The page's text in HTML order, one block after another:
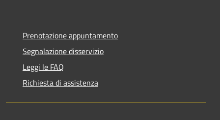
Prenotazione appuntamento
Segnalazione disservizio
Leggi le FAQ
Richiesta di assistenza